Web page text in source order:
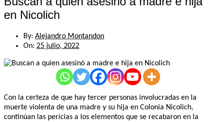
en Nicolich
By: Alejandro Montandon
On: 25 julio, 2022
Con la certeza de que hay tercer personas involucradas en la
muerte violenta de una madre y su hija en Colonia Nicolich,
continúan las pericias a los elementos que se recabaron en la